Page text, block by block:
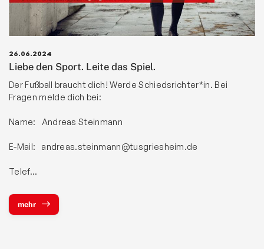
26.06.2024
Liebe den Sport. Leite das Spiel.
Der Fußball braucht dich! Werde Schiedsrichter*in. Bei
Fragen melde dich bei:
Name: Andreas Steinmann
E-Mail: andreas.steinmann@tusgriesheim.de
Telef…
mehr